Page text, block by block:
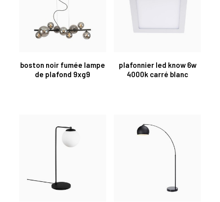
boston noir fumée lampe
de plafond 9xg9
plafonnier led know 6w
4000k carré blanc